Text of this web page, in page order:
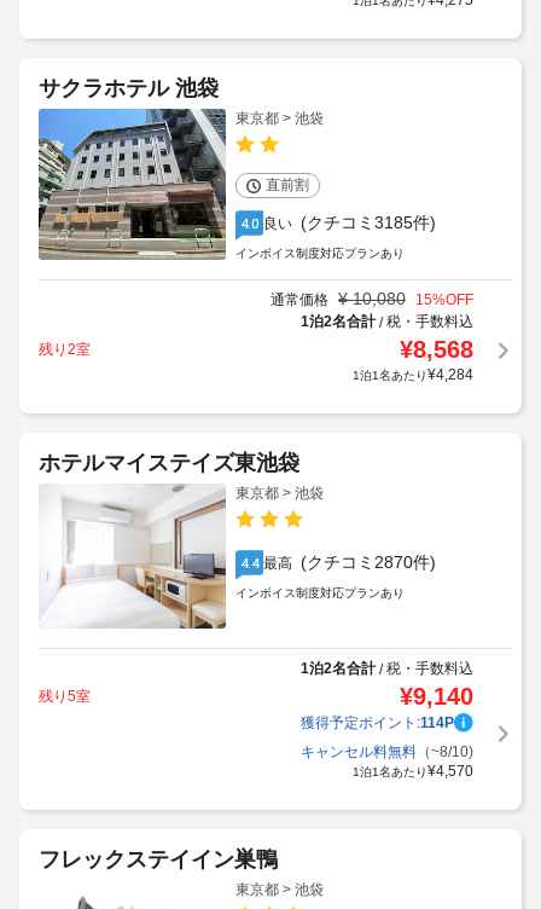
サクラホテル 池袋
東京都 > 池袋
直前割
4.0 良い (クチコミ3185件)
インボイス制度対応プランあり
通常価格 ¥ 10,080 15%OFF
1泊2名合計/税・手数料込
残り2室
¥8,568
獲得予定ポイント:108P
ホテルマイステイズ東池袋
東京都 > 池袋
4.4 最高 (クチコミ2870件)
税・手数料込
¥9,140
獲得予定ポイント: 114P
キャンセル料無料 （~8/10)
フレックステイイン巣鴨